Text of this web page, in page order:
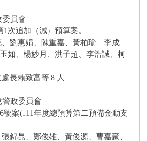
委員會
1次追加（減）預算案。
劉惠娟、陳重嘉、黃柏瑜、李成
如、楊妙月、洪子超、李浩誠、柯
長賴致富等 8 人
警政委員會
號案(111年度總預算第二預備金動支
錦昆、鄭俊雄、黃俊源、曹嘉豪、